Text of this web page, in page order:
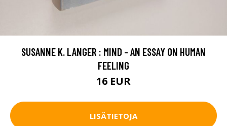
SUSANNE K. LANGER : MIND - AN ESSAY ON HUMAN
FEELING
16 EUR
LISÄTIETOJA